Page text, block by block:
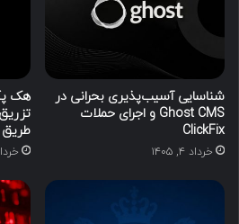
شناسایی آسیب‌پذیری بحرانی در
Ghost CMS و اجرای حملات
ClickFix
خرداد ۴, ۱۴۰۵ خرداد ۳,